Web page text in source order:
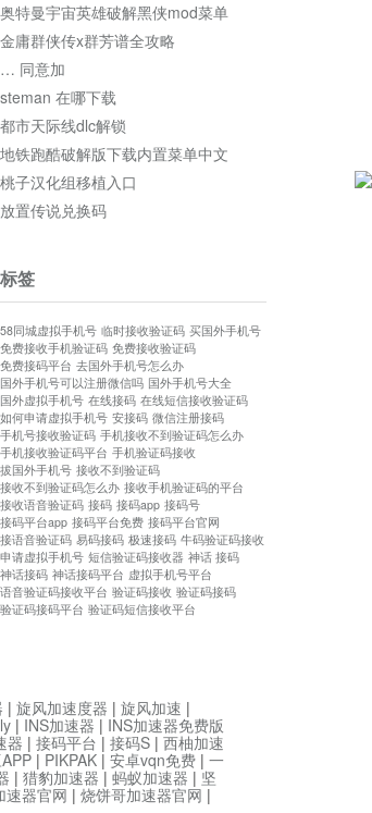
奥特曼宇宙英雄破解黑侠mod菜单
金庸群侠传x群芳谱全攻略
… 同意加
steman 在哪下载
都市天际线dlc解锁
地铁跑酷破解版下载内置菜单中文
桃子汉化组移植入口
放置传说兑换码
标签
58同城虚拟手机号 临时接收验证码 买国外手机号
免费接收手机验证码 免费接收验证码
免费接码平台 去国外手机号怎么办
国外手机号可以注册微信吗 国外手机号大全
国外虚拟手机号 在线接码 在线短信接收验证码
如何申请虚拟手机号 安接码 微信注册接码
手机号接收验证码 手机接收不到验证码怎么办
手机接收验证码平台 手机验证码接收
拔国外手机号 接收不到验证码
接收不到验证码怎么办 接收手机验证码的平台
接收语音验证码 接码 接码app 接码号
接码平台app 接码平台免费 接码平台官网
接语音验证码 易码接码 极速接码 牛码验证码接收
申请虚拟手机号 短信验证码接收器 神话 接码
神话接码 神话接码平台 虚拟手机号平台
语音验证码接收平台 验证码接收 验证码接码
验证码接码平台 验证码短信接收平台
| 旋风加速度器 | 旋风加速 |
| INS加速器 | INS加速器免费版
器 | 接码平台 | 接码S | 西柚加速
| PIKPAK | 安卓vqn免费 | 一
| 猎豹加速器 | 蚂蚁加速器 | 坚
速器官网 | 烧饼哥加速器官网 |